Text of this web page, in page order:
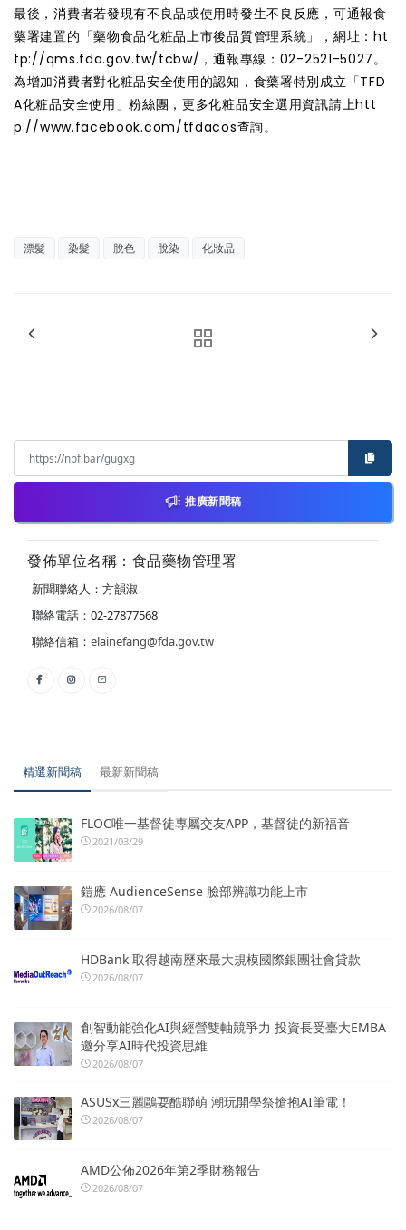
最後，消費者若發現有不良品或使用時發生不良反應，可通報食
藥署建置的「藥物食品化粧品上市後品質管理系統」，網址：ht
tp://qms.fda.gov.tw/tcbw/，通報專線：02-2521-5027。
為增加消費者對化粧品安全使用的認知，食藥署特別成立「TFD
A化粧品安全使用」粉絲團，更多化粧品安全選用資訊請上htt
p://www.facebook.com/tfdacos查詢。
漂髮 染髮 脫色 脫染 化妝品
推廣新聞稿
發佈單位名稱：食品藥物管理署
新聞聯絡人：方韻淑
聯絡電話：02-27877568
聯絡信箱： elainefang@fda.gov.tw
精選新聞稿 最新新聞稿
FLOC唯一基督徒專屬交友APP，基督徒的新福音
2021/03/29
鎧應 AudienceSense 臉部辨識功能上市
2026/08/07
HDBank 取得越南歷來最大規模國際銀團社會貸款
2026/08/07
創智動能強化AI與經營雙軸競爭力 投資長受臺大EMBA
邀分享AI時代投資思維
2026/08/07
ASUSx三麗鷗耍酷聯萌 潮玩開學祭搶抱AI筆電！
2026/08/07
AMD公佈2026年第2季財務報告
2026/08/07